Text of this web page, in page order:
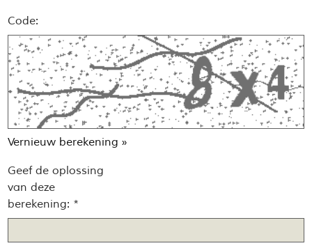
Code:
Vernieuw berekening »
Geef de oplossing
van deze
berekening: *